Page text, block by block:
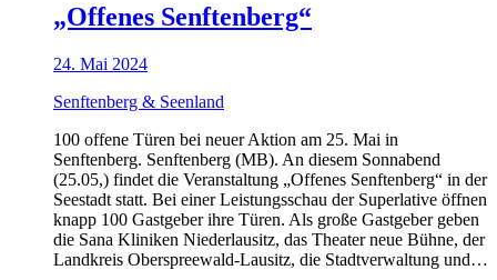
„Offenes Senftenberg“
24. Mai 2024
Senftenberg & Seenland
100 offene Türen bei neuer Aktion am 25. Mai in
Senftenberg. Senftenberg (MB). An diesem Sonnabend
(25.05,) findet die Veranstaltung „Offenes Senftenberg“ in der
Seestadt statt. Bei einer Leistungsschau der Superlative öffnen
knapp 100 Gastgeber ihre Türen. Als große Gastgeber geben
die Sana Kliniken Niederlausitz, das Theater neue Bühne, der
Landkreis Oberspreewald-Lausitz, die Stadtverwaltung und…